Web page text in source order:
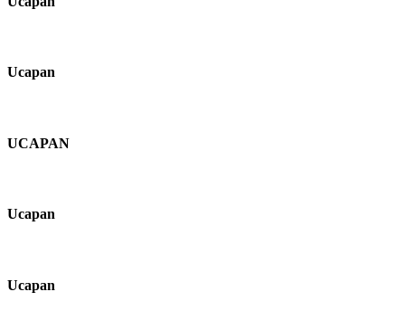
Ucapan
UCAPAN
Ucapan
Ucapan